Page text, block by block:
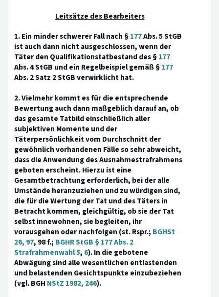
Leitsätze des Bearbeiters
1. Ein minder schwerer Fall nach §177Abs. 5 StGB
ist auch dann nicht ausgeschlossen, wenn der
Täter den Qualifikationstatbestand des §177
Abs. 4 StGB und ein Regelbeispiel gemäß §177
Abs. 2 Satz 2 StGB verwirklicht hat.
2. Vielmehr kommt es für die entsprechende
Bewertung auch dann maßgeblich darauf an, ob
das gesamte Tatbild einschließlich aller
subjektiven Momente und der
Täterpersönlichkeit vom Durchschnitt der
gewöhnlich vorhandenen Fälle so sehr abweicht,
dass die Anwendung des Ausnahmestrafrahmens
geboten erscheint. Hierzu ist eine
Gesamtbetrachtung erforderlich, bei der alle
Umstände heranzuziehen und zu würdigen sind,
die für die Wertung der Tat und des Täters in
Betracht kommen, gleichgültig, ob sie der Tat
selbst innewohnen, sie begleiten, ihr
vorausgehen oder nachfolgen (st. Rspr.; BGHSt
26, 97, 98 f.; BGHR StGB § 177 Abs. 2
Strafrahmenwahl 5, 6). In die gebotene
Abwägung sind alle wesentlichen entlastenden
und belastenden Gesichtspunkte einzubeziehen
(vgl. BGH NStZ 1982, 246).